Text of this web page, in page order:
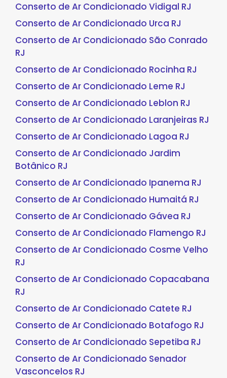
Conserto de Ar Condicionado Vidigal RJ
Conserto de Ar Condicionado Urca RJ
Conserto de Ar Condicionado São Conrado
RJ
Conserto de Ar Condicionado Rocinha RJ
Conserto de Ar Condicionado Leme RJ
Conserto de Ar Condicionado Leblon RJ
Conserto de Ar Condicionado Laranjeiras RJ
Conserto de Ar Condicionado Lagoa RJ
Conserto de Ar Condicionado Jardim
Botânico RJ
Conserto de Ar Condicionado Ipanema RJ
Conserto de Ar Condicionado Humaitá RJ
Conserto de Ar Condicionado Gávea RJ
Conserto de Ar Condicionado Flamengo RJ
Conserto de Ar Condicionado Cosme Velho
RJ
Conserto de Ar Condicionado Copacabana
RJ
Conserto de Ar Condicionado Catete RJ
Conserto de Ar Condicionado Botafogo RJ
Conserto de Ar Condicionado Sepetiba RJ
Conserto de Ar Condicionado Senador
Vasconcelos RJ